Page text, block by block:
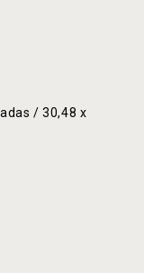
/ 30,48 x